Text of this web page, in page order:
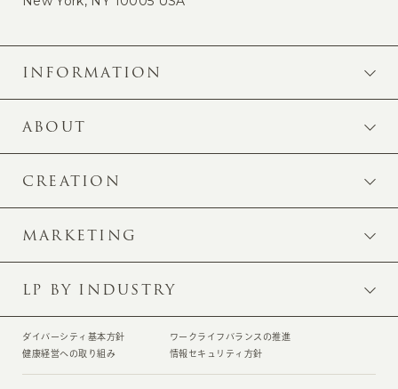
INFORMATION
ABOUT
CREATION
MARKETING
LP BY INDUSTRY
ダイバーシティ基本方針
ワークライフバランスの推進
健康経営への取り組み
情報セキュリティ方針